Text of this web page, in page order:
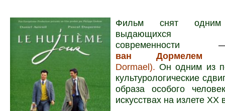
Фильм снят
выдающихся
современности
ван Дормелем
Dormael).Он одним из
культурологические
образа особого
искусствах на излете XX